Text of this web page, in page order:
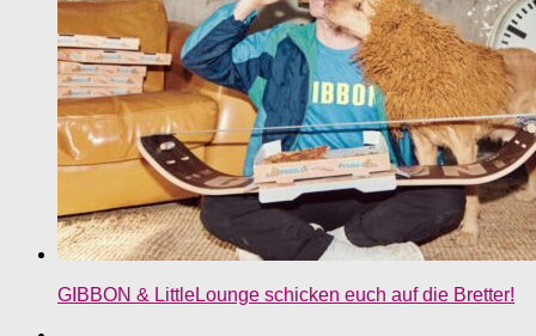
GIBBON & LittleLounge schicken euch auf die Bretter!